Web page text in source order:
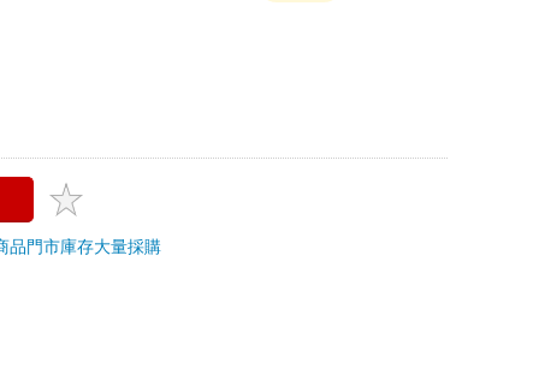
品門市庫存大量採購